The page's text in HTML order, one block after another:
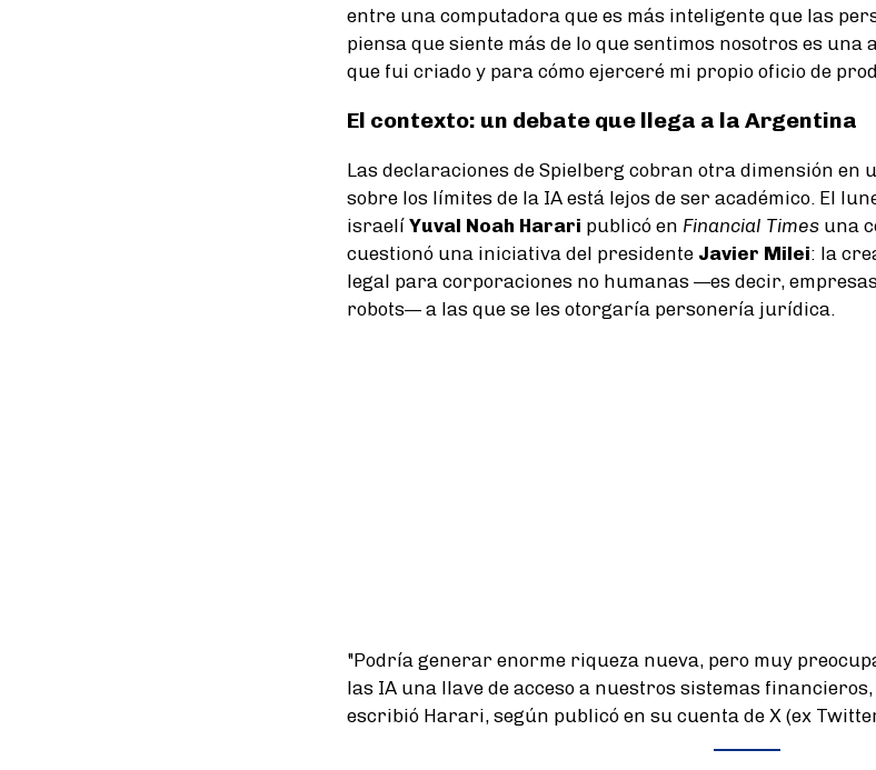
entre una computadora que es más inteligente que las
piensa que siente más de lo que sentimos nosotros es
que fui criado y para cómo ejerceré mi propio oficio de
El contexto: un debate que llega a la Argentina
Las declaraciones de Spielberg cobran otra dimensión en
sobre los límites de la IA está lejos de ser académico. El
israelí Yuval Noah Harari publicó en Financial Times una
cuestionó una iniciativa del presidente Javier Milei: la
legal para corporaciones no humanas —es decir,
robots— a las que se les otorgaría personería jurídica.
"Podría generar enorme riqueza nueva, pero muy
las IA una llave de acceso a nuestros sistemas
escribió Harari, según publicó en su cuenta de X (ex